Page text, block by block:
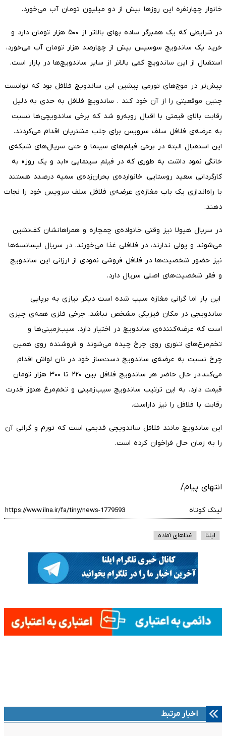
خانوار چهارنفره این روزها بیش از دو میلیون تومان آب می‌خورد.
در شرایطی که یک همبرگر ساده بهای بالاتر از ۵۰۰ هزار تومان دارد و
خرید یک ساندویچ سوسیس بیش از چهارصد هزار تومان آب می‌خورد،
استقبال از این ساندویچ کمی بالاتر از سایر ساندویچ‌ها در بازار است.
پیش‌تر در موج‌های تورمی پیشین این ساندویچ فلافل بود که توانست
چنین موقعیتی را از آن خود کند . ساندویچ فلافل به حدی به دلیل
رقابت بالای قیمتی با اقبال روبه‌رو شد که برخی ساندویچی‌ها نسبت
به عرضه‌ی فلافل سلف سرویس برای جلب مشتریان اقدام می‌کردند.
این استقبال البته در برخی فیلم‌های سینما و حتی سریال‌های شبکه‌ی
خانگی نمود داشت به طوری که در فیلم سینمایی «ابد و یک روز» به
کارگردانی سعید روستایی، خانوارده‌ی بحران‌زده‌ی سمیه درصدد هستند
با راه‌اندازی یک باب مغازه‌ی عرضه‌ی فلافل سلف سرویس خود را نجات
دهند.
در سریال هیولا نیز وقتی خانواده‌ی چمچاره و همراهانشان کف‌نشین
می‌شوند و پولی ندارند، در فلافلی غذا می‌خورند. در سریال لیسانسه‌ها
نیز حضور شخصیت‌ها در فلافل فروشی نمودی از ارزانی این ساندویچ
و فقر شخصیت‌های اصلی سریال دارد.
این بار اما گرانی مغازه سبب شده است دیگر نیازی به برپایی
ساندویچی در مکان فیزیکی مشخص نباشد. چرخی فلزی همه‌ی چیزی
است که عرضه‌کننده‌ی ساندویچ در اختیار دارد. سیب‌زمینی‌ها و
تخم‌مرغ‌های تنوری روی چرخ چیده می‌شوند و فروشنده روی همین
چرخ نسبت به عرضه‌ی ساندویچ دست‌ساز خود در نان لواش اقدام
می‌کند.در حال حاضر هر ساندویچ فلافل بین ۲۲۰ تا ۳۰۰ هزار تومان
قیمت دارد. به این ترتیب ساندویچ سیب‌زمینی و تخم‌مرغ هنوز قدرت
رقابت با فلافل را نیز داراست.
این ساندویچ مانند فلافل ساندویچی قدیمی است که تورم و گرانی آن
را به زمان حال فراخوان کرده است.
انتهای پیام/
لینک کوتاه
ایلنا غذاهای آماده
اخبار مرتبط